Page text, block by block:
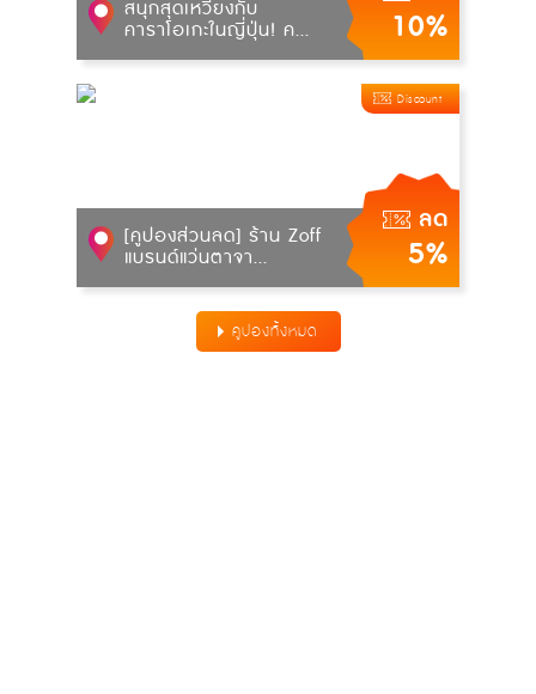
10%
สนุกสุดเหวี่ยงกับ
คาราโอเกะในญี่ปุ่น! ค...
ลด
5%
Discount
[คูปองส่วนลด] ร้าน Zoff
แบรนด์แว่นตาจา...
คูปองทั้งหมด